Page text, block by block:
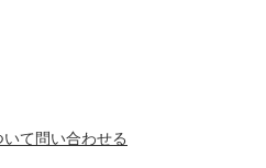
て問い合わせる